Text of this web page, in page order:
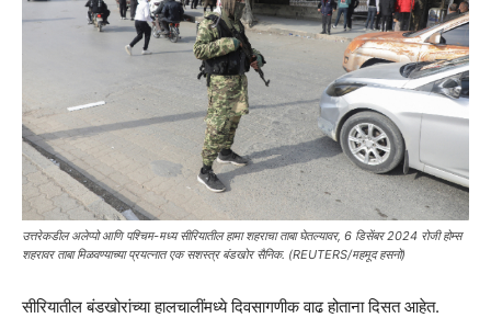
उत्तरेकडील अलेप्पो आणि पश्चिम-मध्य सीरियातील हामा शहराचा ताबा घेतल्यावर, 6 डिसेंबर 2024 रोजी होम्स
शहरावर ताबा मिळवण्याच्या प्रयत्नात एक सशस्त्र बंडखोर सैनिक. (REUTERS/महमूद हसनो)
सीरियातील बंडखोरांच्या हालचालींमध्ये दिवसागणीक वाढ होताना दिसत आहेत.